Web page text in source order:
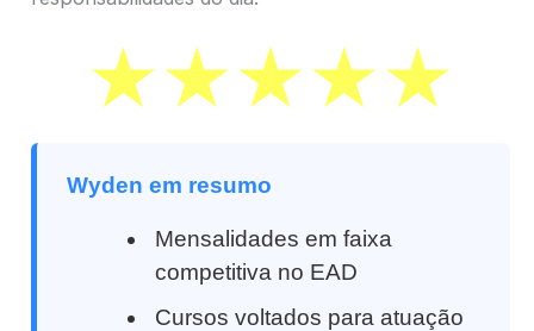
Wyden em resumo
Mensalidades em faixa
competitiva no EAD
Cursos voltados para atuação